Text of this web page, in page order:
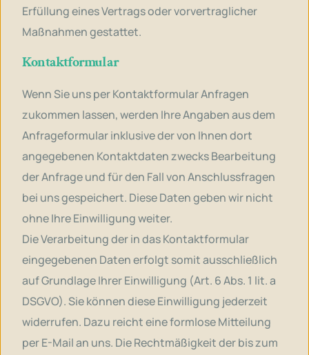
Erfüllung eines Vertrags oder vorvertraglicher
Maßnahmen gestattet.
Kontaktformular
Wenn Sie uns per Kontaktformular Anfragen
zukommen lassen, werden Ihre Angaben aus dem
Anfrageformular inklusive der von Ihnen dort
angegebenen Kontaktdaten zwecks Bearbeitung
der Anfrage und für den Fall von Anschlussfragen
bei uns gespeichert. Diese Daten geben wir nicht
ohne Ihre Einwilligung weiter.
Die Verarbeitung der in das Kontaktformular
eingegebenen Daten erfolgt somit ausschließlich
auf Grundlage Ihrer Einwilligung (Art. 6 Abs. 1 lit. a
DSGVO). Sie können diese Einwilligung jederzeit
widerrufen. Dazu reicht eine formlose Mitteilung
per E-Mail an uns. Die Rechtmäßigkeit der bis zum